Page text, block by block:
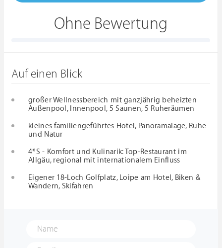
Ohne Bewertung
Auf einen Blick
großer Wellnessbereich mit ganzjährig beheizten
Außenpool, Innenpool, 5 Saunen, 5 Ruheräumen
kleines familiengeführtes Hotel, Panoramalage, Ruhe
und Natur
4*S - Komfort und Kulinarik: Top-Restaurant im
Allgäu, regional mit internationalem Einfluss
Eigener 18-Loch Golfplatz, Loipe am Hotel, Biken &
Wandern, Skifahren